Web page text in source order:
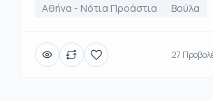
Αθήνα - Νότια Προάστια
Βούλα
27